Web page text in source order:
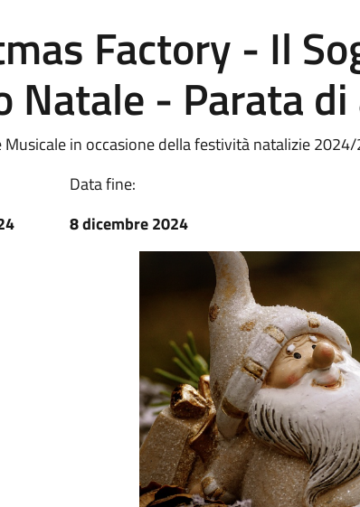
Factory - Il
Natale - Parata
in occasione della festività natalizie
Data fine:
8 dicembre 2024